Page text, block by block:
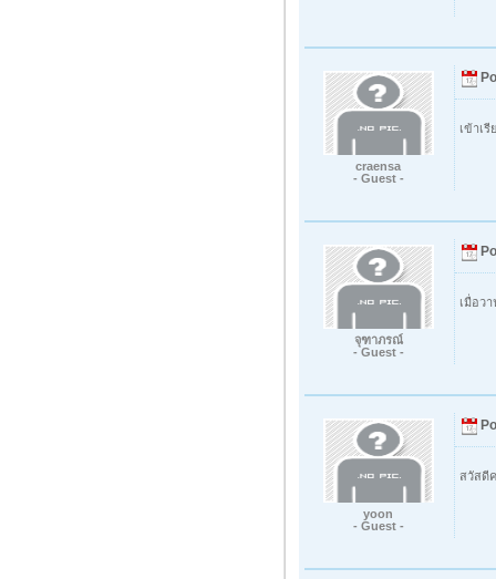
craensa
- Guest -
เข้าเ
จุฑาภรณ์
- Guest -
เมื่อว
yoon
- Guest -
สวัสดี